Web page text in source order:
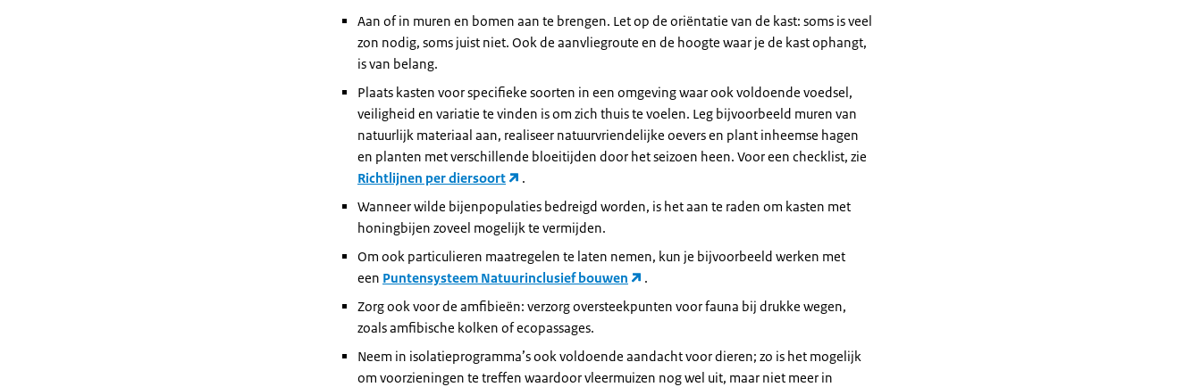
Aan of in muren en bomen aan te brengen. Let op de oriëntatie van de kast: soms is veel
zon nodig, soms juist niet. Ook de aanvliegroute en de hoogte waar je de kast ophangt,
is van belang.
Plaats kasten voor specifieke soorten in een omgeving waar ook voldoende voedsel,
veiligheid en variatie te vinden is om zich thuis te voelen. Leg bijvoorbeeld muren van
natuurlijk materiaal aan, realiseer natuurvriendelijke oevers en plant inheemse hagen
en planten met verschillende bloeitijden door het seizoen heen. Voor een checklist, zie
Richtlijnen per diersoort
.
Wanneer wilde bijenpopulaties bedreigd worden, is het aan te raden om kasten met
honingbijen zoveel mogelijk te vermijden.
Om ook particulieren maatregelen te laten nemen, kun je bijvoorbeeld werken met
een Puntensysteem Natuurinclusief bouwen
.
Zorg ook voor de amfibieën: verzorg oversteekpunten voor fauna bij drukke wegen,
zoals amfibische kolken of ecopassages.
Neem in isolatieprogramma’s ook voldoende aandacht voor dieren; zo is het mogelijk
om voorzieningen te treffen waardoor vleermuizen nog wel uit, maar niet meer in